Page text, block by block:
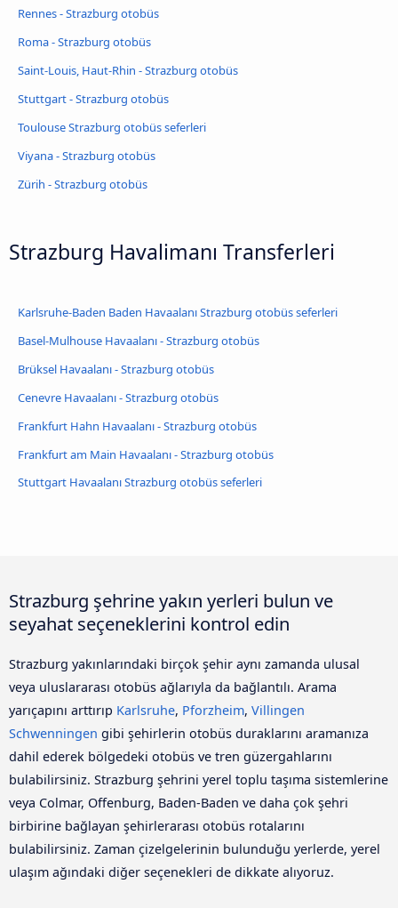
Rennes - Strazburg otobüs
Roma - Strazburg otobüs
Saint-Louis, Haut-Rhin - Strazburg otobüs
Stuttgart - Strazburg otobüs
Toulouse Strazburg otobüs seferleri
Viyana - Strazburg otobüs
Zürih - Strazburg otobüs
Strazburg Havalimanı Transferleri
Karlsruhe-Baden Baden Havaalanı Strazburg otobüs seferleri
Basel-Mulhouse Havaalanı - Strazburg otobüs
Brüksel Havaalanı - Strazburg otobüs
Cenevre Havaalanı - Strazburg otobüs
Frankfurt Hahn Havaalanı - Strazburg otobüs
Frankfurt am Main Havaalanı - Strazburg otobüs
Stuttgart Havaalanı Strazburg otobüs seferleri
Strazburg şehrine yakın yerleri bulun ve
seyahat seçeneklerini kontrol edin
Strazburg yakınlarındaki birçok şehir aynı zamanda ulusal
veya uluslararası otobüs ağlarıyla da bağlantılı. Arama
yarıçapını arttırıp Karlsruhe, Pforzheim, Villingen
Schwenningen gibi şehirlerin otobüs duraklarını aramanıza
dahil ederek bölgedeki otobüs ve tren güzergahlarını
bulabilirsiniz. Strazburg şehrini yerel toplu taşıma sistemlerine
veya Colmar, Offenburg, Baden-Baden ve daha çok şehri
birbirine bağlayan şehirlerarası otobüs rotalarını
bulabilirsiniz. Zaman çizelgelerinin bulunduğu yerlerde, yerel
ulaşım ağındaki diğer seçenekleri de dikkate alıyoruz.